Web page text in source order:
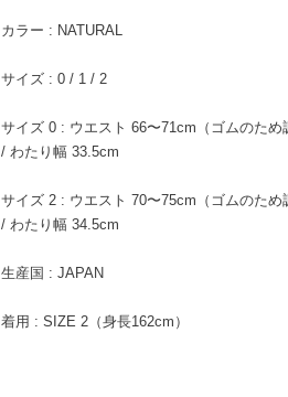
カラー : NATURAL
サイズ : 0 / 1 / 2
サイズ 0 : ウエスト 66〜71cm（ゴムのた
/ わたり幅 33.5cm
サイズ 2 : ウエスト 70〜75cm（ゴムのた
/ わたり幅 34.5cm
生産国 : JAPAN
着用 : SIZE 2（身長162cm）